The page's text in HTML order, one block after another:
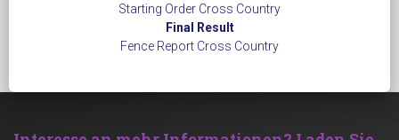
Starting Order Cross Country
Final Result
Fence Report Cross Country